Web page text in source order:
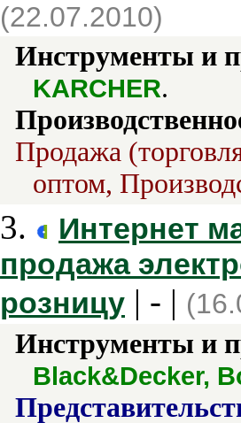
(22.07.2010)
Инструменты и
KARCHER.
Продажа
оптом,
3.
Интернет
продажа
розницу | - |
Инструменты и
Black&Decker,